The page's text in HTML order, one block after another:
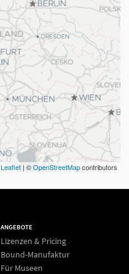
Leaflet | ©OpenStreetMapcontributors
ANGEBOTE
Lizenzen & Pricing
Bound-Manufaktur
Für Museen